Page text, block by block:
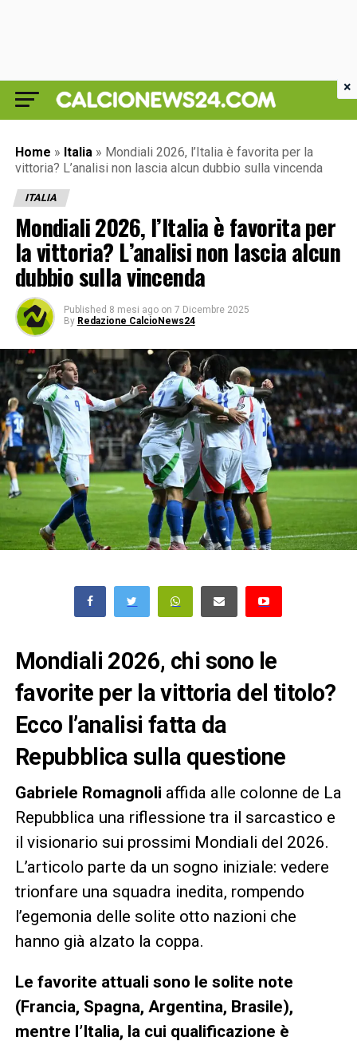
Home » Italia » Mondiali 2026, l’Italia è favorita per la
vittoria? L’analisi non lascia alcun dubbio sulla vincenda
ITALIA
Mondiali 2026, l’Italia è favorita per
la vittoria? L’analisi non lascia alcun
dubbio sulla vincenda
Published 8 mesi ago on 7 Dicembre 2025
By Redazione CalcioNews24
Mondiali 2026, chi sono le
favorite per la vittoria del titolo?
Ecco l’analisi fatta da
Repubblica sulla questione
Gabriele Romagnoli affida alle colonne de La
Repubblica una riflessione tra il sarcastico e
il visionario sui prossimi Mondiali del 2026.
L’articolo parte da un sogno iniziale: vedere
trionfare una squadra inedita, rompendo
l’egemonia delle solite otto nazioni che
hanno già alzato la coppa.
Le favorite attuali sono le solite note
(Francia, Spagna, Argentina, Brasile),
mentre l’Italia, la cui qualificazione è
×